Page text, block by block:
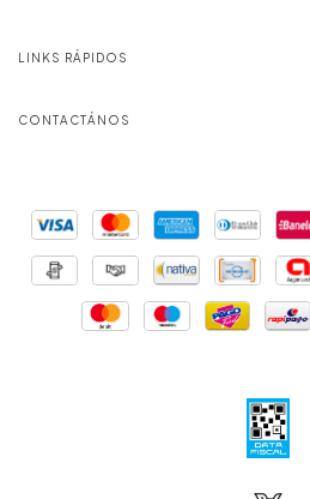
LINKS RÁPIDOS
CONTACTÁNOS